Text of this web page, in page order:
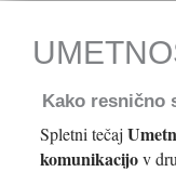
Kako resnično
Spletni tečaj
komunikacijov